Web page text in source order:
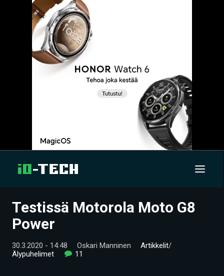
UUTISET
VIDEOT
Testissä Motorola Moto G8
Power
30.3.2020 - 14:48 Oskari Manninen Artikkelit/
Älypuhelimet
11